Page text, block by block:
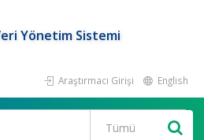
Yönetim Sistemi
Araştırmacı Girişi English